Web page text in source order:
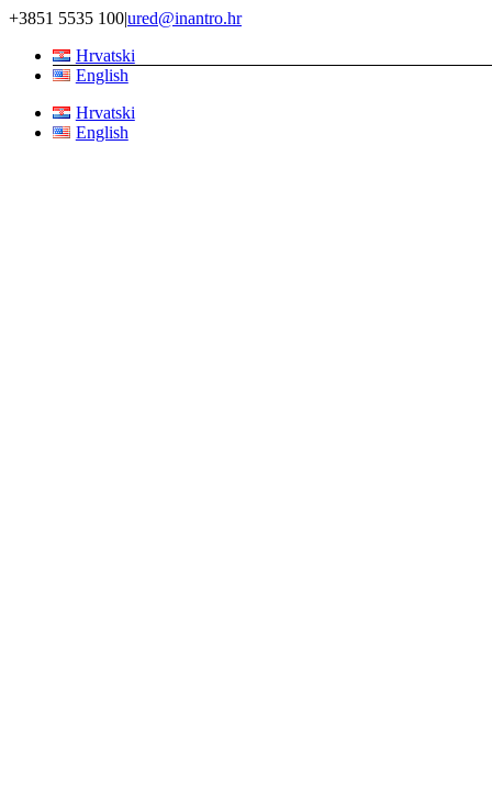
Skip
content
+3851 5535 100|ured@inantro.hr
Hrvatski
English
Hrvatski
English